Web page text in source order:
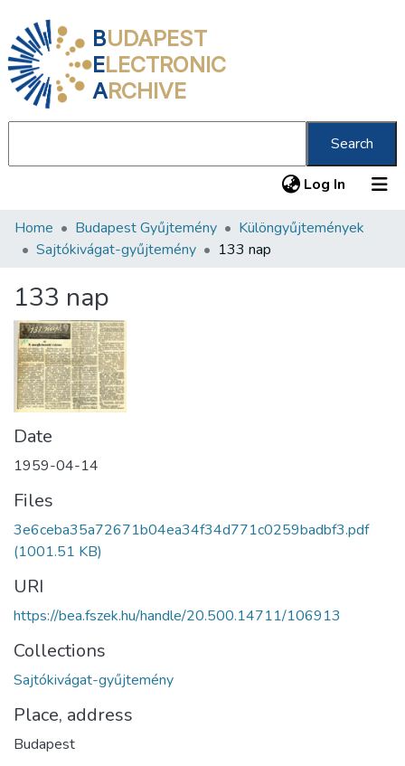
BUDAPEST
ELECTRONIC
ARCHIVE
Search
Log In (current)
Communities & Collections
Statistics
About us
Home Budapest Gyűjtemény
Különgyűjtemények
Sajtókivágat-gyűjtemény
133 nap
133 nap
Date
1959-04-14
Files
3e6ceba35a72671b04ea34f34d771c0259badbf3.pdf
(1001.51 KB)
URI
https://bea.fszek.hu/handle/20.500.14711/106913
Collections
Sajtókivágat-gyűjtemény
Place, address
Budapest